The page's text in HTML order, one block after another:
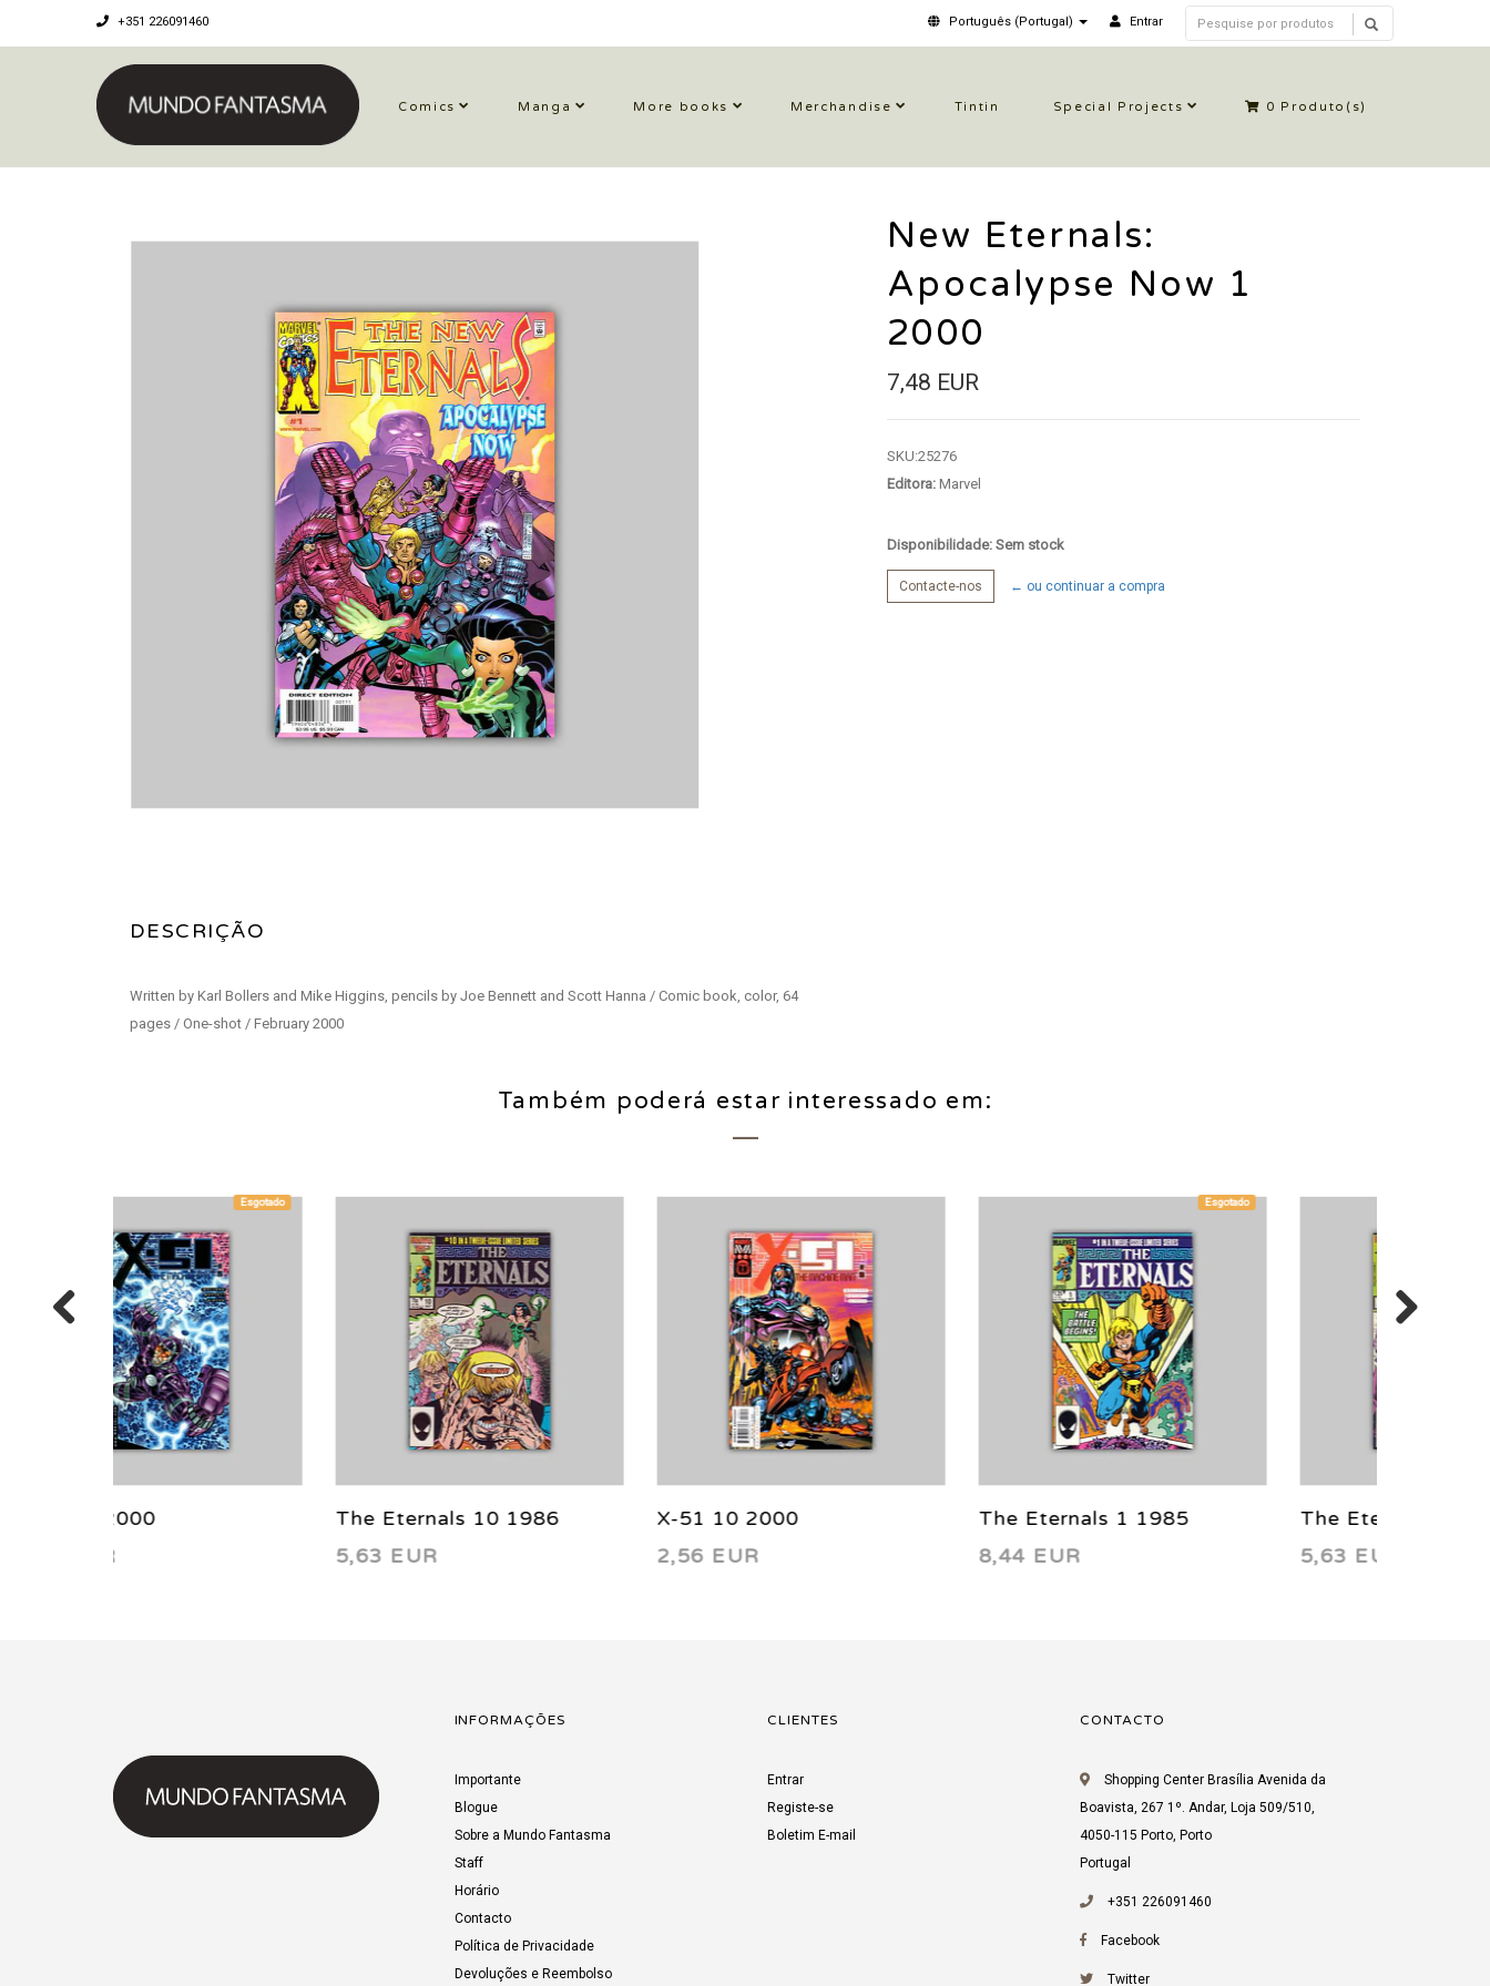
+351 226091460 Português (Portugal) Entrar
Comics Manga More books Merchandise Tintin Special Projects 0 Produto(s)
DESCRIÇÃO
Written by Karl Bollers and Mike Higgins, pencils by Joe Bennett and Scott Hanna / Comic book, color, 64
pages / One-shot / February 2000
New Eternals:
Apocalypse Now 1
2000
7,48 EUR
SKU:25276
Editora:Marvel
Disponibilidade: Sem stock
Contacte-nos ← ou continuar a compra
Também poderá estar interessado em:
The Eternals 10 1986
5,63 EUR
X-51 10 2000
2,56 EUR
The Eternals 1 1985
8,44 EUR
The Eternals 8 1986
5,63 EUR
INFORMAÇÕES
Importante
Blogue
Sobre a Mundo Fantasma
Staff
Horário
Contacto
Política de Privacidade
Devoluções e Reembolso
CLIENTES
Entrar
Registe-se
Boletim E-mail
CONTACTO
Shopping Center Brasília Avenida da
Boavista, 267 1º. Andar, Loja 509/510,
4050-115 Porto, Porto
Portugal
+351 226091460
Facebook
Twitter